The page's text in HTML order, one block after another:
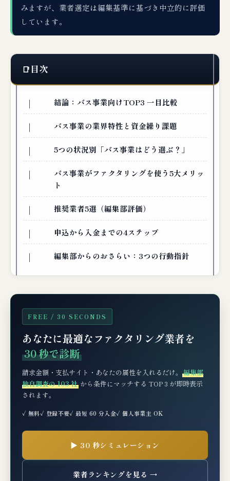
みますが、業者選定は編集基準に基づき中立的に評価
しています。
目次
結論：バス事業向けTOP3 一目比較
バス事業の業界特性と資金繰り課題
5つの状況別「バス事業はどう選ぶ？」
バス事業がファクタリングを使う5大メリッ
ト
推奨業者5選（編集部評価）
申込から入金までの4ステップ
編集部からのおさらい：3つの行動指針
FREE / 30 SECONDS
あなたに最適なファクタリング業者を
30 秒で診断
請求金額・支払サイト・あなたの属性を入れるだけ。 編集部
独自調査の 103 社 から条件にマッチする TOP 3 が即時表示
されます。
✓ 無料✓ 登録不要✓ 最短 60 分入金✓ 個人事業主 OK
▶ 30 秒シミュレーション
業者ランキングを見る →